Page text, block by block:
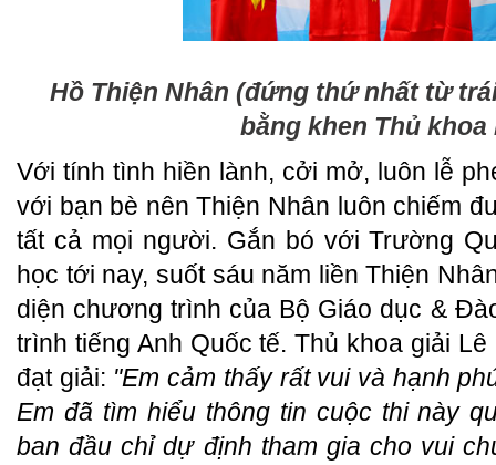
Hồ Thiện Nhân (đứng thứ nhất từ
bằng khen Thủ khoa
Với tính tình hiền lành, cởi mở, luôn lễ
với bạn bè nên Thiện Nhân luôn chiếm
tất cả mọi người. Gắn bó với Trường
học tới nay, suốt sáu năm liền Thiện
diện chương trình của Bộ Giáo dục &
trình tiếng Anh Quốc tế. Thủ khoa giải
đạt giải: "Em cảm thấy rất vui và hạnh
Em đã tìm hiểu thông tin cuộc thi này
ban đầu chỉ dự định tham gia cho vui